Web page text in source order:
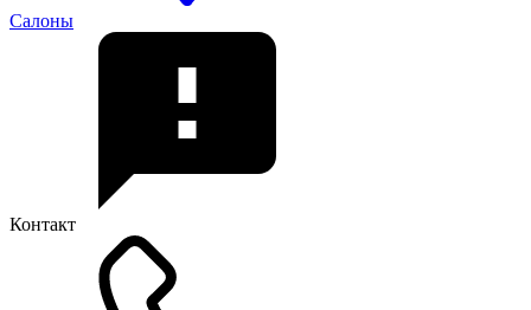
Салоны
Контакт